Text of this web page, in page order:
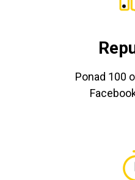
Ponad 100